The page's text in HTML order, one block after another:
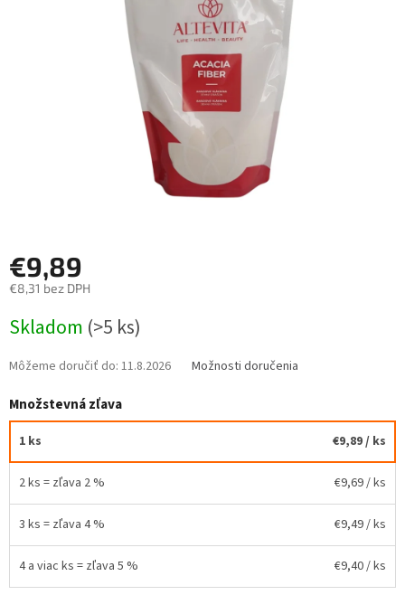
€9,89
€8,31 bez DPH
cena:
Skladom (>5 ks)
Môžeme doručiť do: 11.8.2026 Možnosti doručenia
Množstevná zľava
1 ks €9,89/ ks
2 ks = zľava 2 % €9,69/ ks
3 ks = zľava 4 % €9,49/ ks
4 a viac ks = zľava 5 % €9,40/ ks